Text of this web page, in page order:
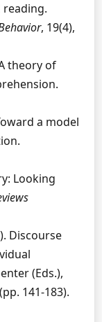
, 19(4),
theory of
a model
Looking
Discourse
(Eds.),
(pp. 141-183).